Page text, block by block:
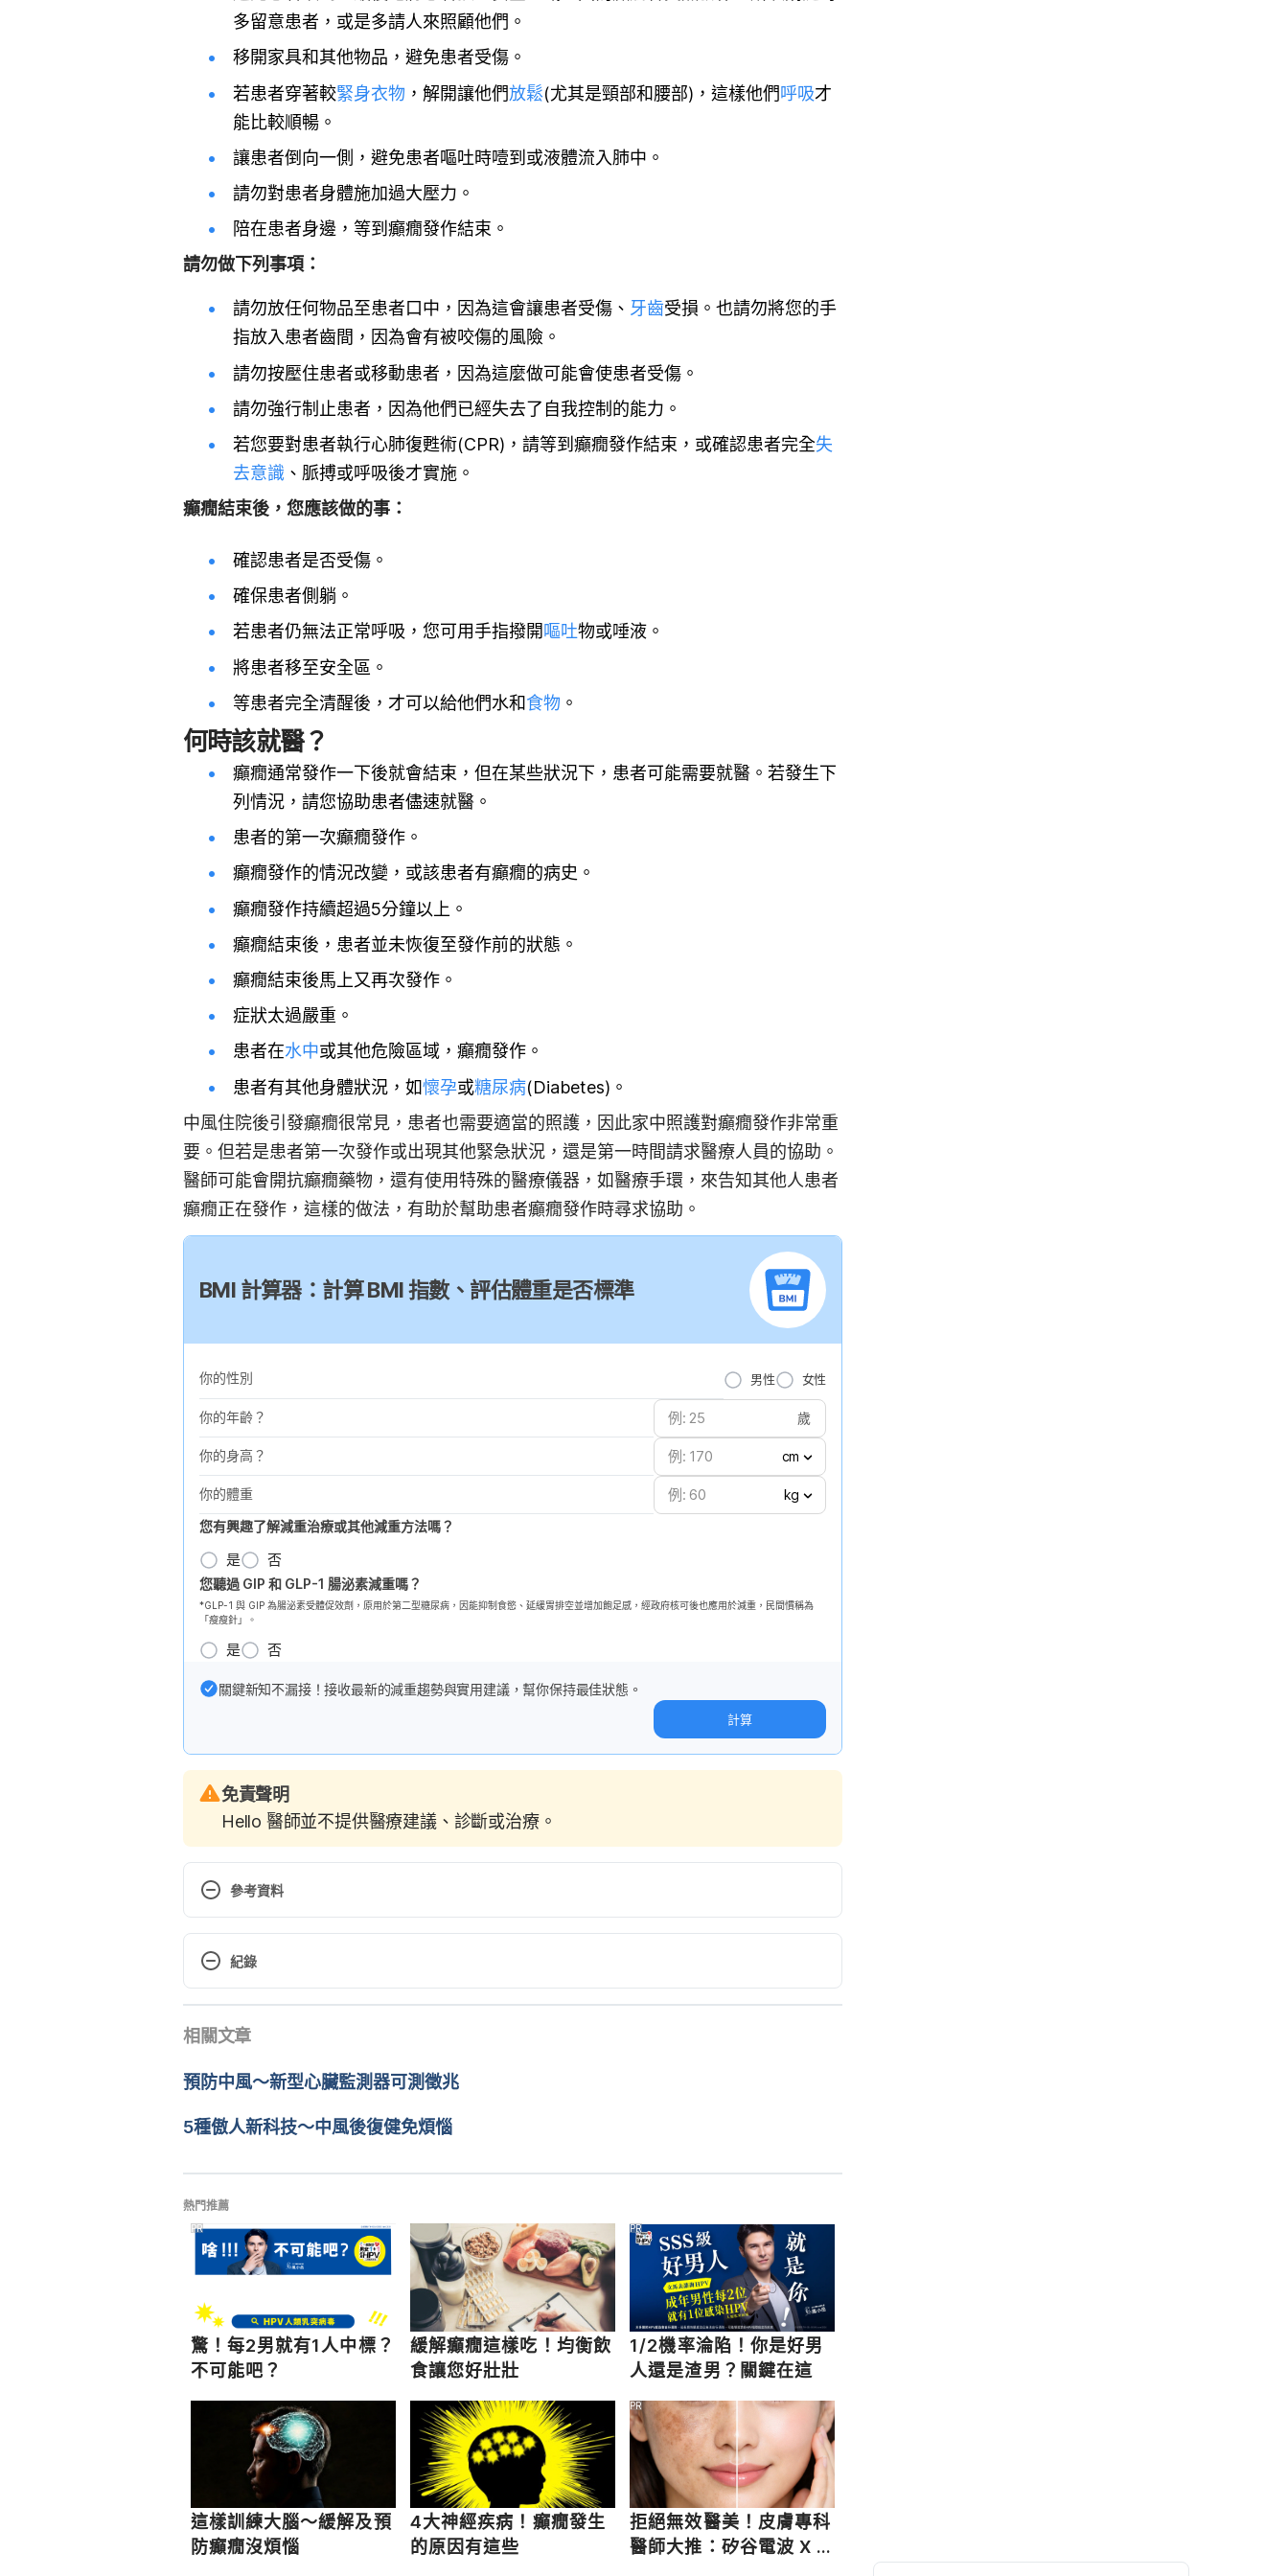
多留意患者，或是多請人來照顧他們。
移開家具和其他物品，避免患者受傷。
若患者穿著較緊身衣物 ，解開讓他們放鬆(尤其是頸部和腰部)，這樣他們呼吸才
能比較順暢。
讓患者倒向一側，避免患者嘔吐時噎到或液體流入肺中。
請勿對患者身體施加過大壓力。
陪在患者身邊，等到癲癇發作結束。
請勿做下列事項：
請勿放任何物品至患者口中，因為這會讓患者受傷、 牙齒受損。也請勿將您的手
指放入患者齒間，因為會有被咬傷的風險。
請勿按壓住患者或移動患者，因為這麼做可能會使患者受傷。
請勿強行制止患者，因為他們已經失去了自我控制的能力。
若您要對患者執行心肺復甦術(CPR)，請等到癲癇發作結束，或確認患者完全失
去意識 、脈搏或呼吸後才實施。
癲癇結束後，您應該做的事：
確認患者是否受傷。
確保患者側躺。
若患者仍無法正常呼吸，您可用手指撥開嘔吐物或唾液。
將患者移至安全區。
等患者完全清醒後，才可以給他們水和食物 。
何時該就醫？
癲癇通常發作一下後就會結束，但在某些狀況下，患者可能需要就醫。若發生下
列情況，請您協助患者儘速就醫。
患者的第一次癲癇發作。
癲癇發作的情況改變，或該患者有癲癇的病史。
癲癇發作持續超過5分鐘以上。
癲癇結束後，患者並未恢復至發作前的狀態。
癲癇結束後馬上又再次發作。
症狀太過嚴重。
患者在水中或其他危險區域，癲癇發作。
患者有其他身體狀況，如懷孕或糖尿病(Diabetes)。
中風住院後引發癲癇很常見，患者也需要適當的照護，因此家中照護對癲癇發作非常重
要。但若是患者第一次發作或出現其他緊急狀況，還是第一時間請求醫療人員的協助。
醫師可能會開抗癲癇藥物，還有使用特殊的醫療儀器，如醫療手環，來告知其他人患者
癲癇正在發作，這樣的做法，有助於幫助患者癲癇發作時尋求協助。
BMI 計算器：計算 BMI 指數、評估體重是否標準
你的性別 男性 女性
你的年齡？ 歲
你的身高？ cm
你的體重
kg
您有興趣了解減重治療或其他減重方法嗎？
是 否
您聽過 GIP 和 GLP-1 腸泌素減重嗎？
*GLP-1 與 GIP 為腸泌素受體促效劑，原用於第二型糖尿病，因能抑制食慾、延緩胃排空並增加飽足感，經政府核可後也應用於減重，民間慣稱為
「瘦瘦針」。
是 否
關鍵新知不漏接！接收最新的減重趨勢與實用建議，幫你保持最佳狀態。
計算
免責聲明
Hello 醫師並不提供醫療建議、診斷或治療。
參考資料
http://www.webmd.com/stroke/news/20160218/stroke-survivors-develop-seizures-
study-confirms#1. Accessed May 10, 2017.
public/@wcm/@hcm/@sta/documents/downloadable/ucm_312968.pdf. Accessed May
recovery/post-stroke-conditions/physical/seizures-and-epilepsy. Accessed May 10,
https://medlineplus.gov/ency/article/003200.htm. Accessed May 10, 2017.
Seizures – Home Treatment. http://www.webmd.com/epilepsy/tc/seizures-home-
treatment. Accessed May 10, 2017.
紀錄
2022/06/14
醫學審稿： 賴建翰醫師
相關文章
預防中風～新型心臟監測器可測徵兆
5種傲人新科技～中風後復健免煩惱
熱門推薦
驚！每2男就有1人中標？
不可能吧？
PR
緩解癲癇這樣吃！均衡飲
食讓您好壯壯
1/2機率淪陷！你是好男
人還是渣男？關鍵在這
PR
這樣訓練大腦～緩解及預
防癲癇沒煩惱
4大神經疾病！癲癇發生
的原因有這些
拒絕無效醫美！皮膚專科
醫師大推：矽谷電波 X 讓
PR